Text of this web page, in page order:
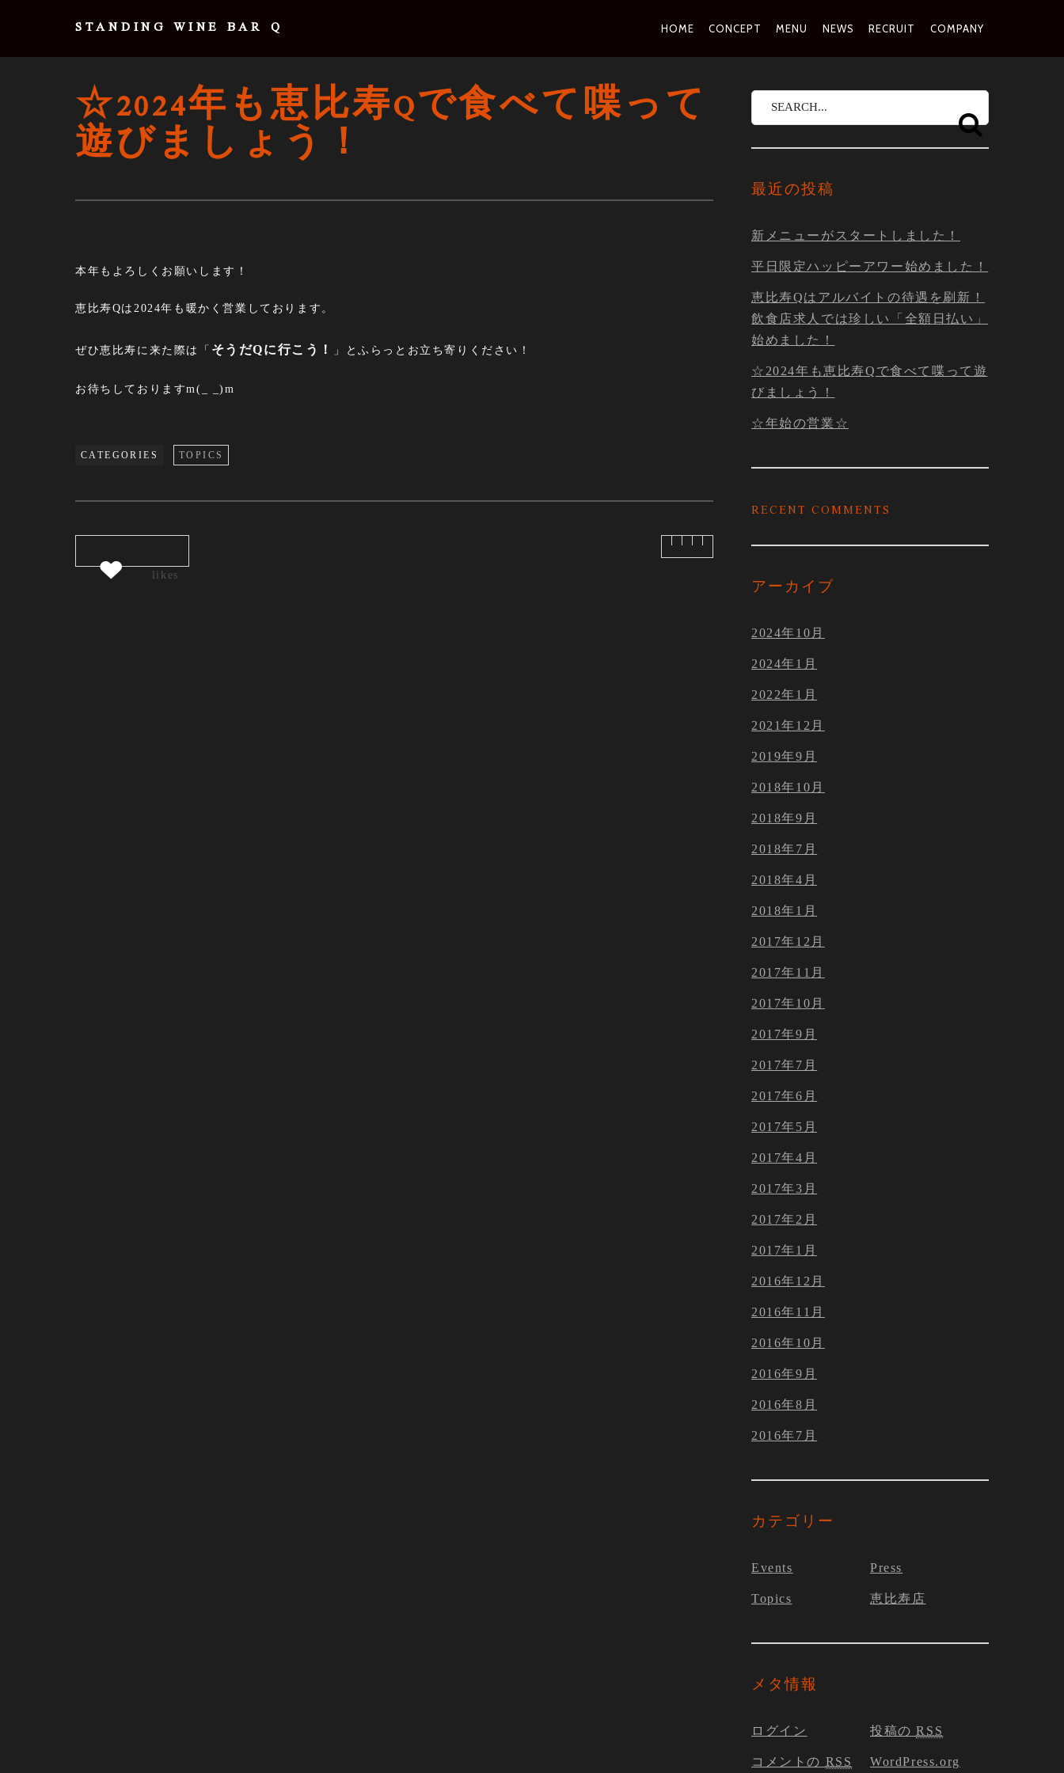
STANDING WINE BAR Q PRIMARY
NAVIGATION
HOME CONCEPT MENU NEWS RECRUIT COMPANY
☆2024年も恵比寿Qで食べて喋って
遊びましょう！
本年もよろしくお願いします！
恵比寿Qは2024年も暖かく営業しております。
ぜひ恵比寿に来た際は「 そうだQに行こう！ 」とふらっとお立ち寄りください！
お待ちしておりますm(_ _)m
CATEGORIES TOPICS
likes
最近の投稿
新メニューがスタートしました！
平日限定ハッピーアワー始めました！
恵比寿Qはアルバイトの待遇を刷新！
飲食店求人では珍しい「全額日払い」
始めました！
☆2024年も恵比寿Qで食べて喋って遊
びましょう！
☆年始の営業☆
RECENT COMMENTS
アーカイブ
2024年10月
2024年1月
2022年1月
2021年12月
2019年9月
2018年10月
2018年9月
2018年7月
2018年4月
2018年1月
2017年12月
2017年11月
2017年10月
2017年9月
2017年7月
2017年6月
2017年5月
2017年4月
2017年3月
2017年2月
2017年1月
2016年12月
2016年11月
2016年10月
2016年9月
2016年8月
2016年7月
カテゴリー
Events Press
Topics 恵比寿店
メタ情報
ログイン 投稿のRSS
コメントの RSS WordPress.org